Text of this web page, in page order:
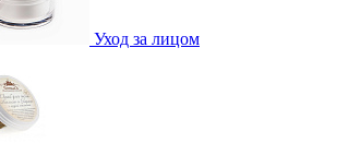
Уход за лицом